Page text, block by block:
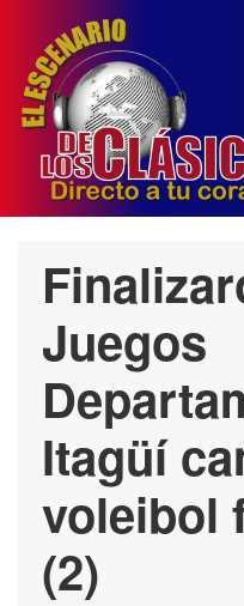
Juegos
Itagüí
voleibol
(2)